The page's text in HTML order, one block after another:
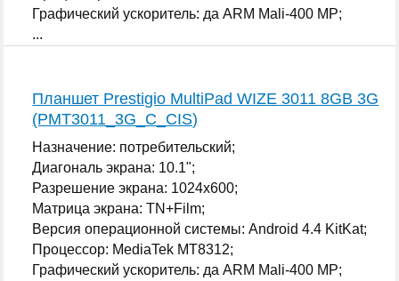
Графический ускоритель: да ARM Mali-400 MP;
...
Планшет Prestigio MultiPad WIZE 3011 8GB 3G
(PMT3011_3G_C_CIS)
Назначение: потребительский;
Диагональ экрана: 10.1";
Разрешение экрана: 1024x600;
Матрица экрана: TN+Film;
Версия операционной системы: Android 4.4 KitKat;
Процессор: MediaTek MT8312;
Графический ускоритель: да ARM Mali-400 MP;